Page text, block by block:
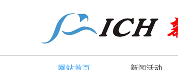
网站首页 新闻活动